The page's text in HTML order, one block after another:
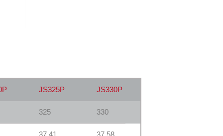
JS325P JS330P
325 330
37.41 37.58